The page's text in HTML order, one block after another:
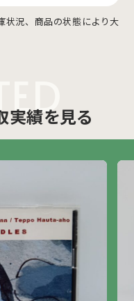
状況、商品の状態により大
実績を見る